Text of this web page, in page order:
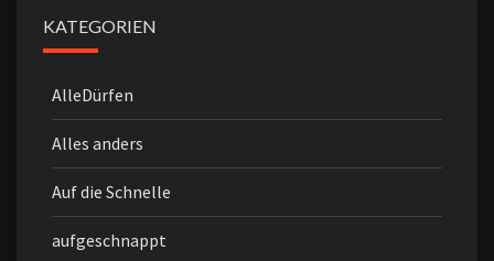
KATEGORIEN
AlleDürfen
Alles anders
Auf die Schnelle
aufgeschnappt